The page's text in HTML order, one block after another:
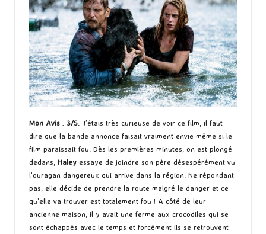
Mon Avis : 3/5 . J’étais très curieuse de voir ce film, il faut
dire que la bande annonce faisait vraiment envie même si le
film paraissait fou. Dès les premières minutes, on est plongé
dedans, Haley essaye de joindre son père désespérément vu
l’ouragan dangereux qui arrive dans la région. Ne répondant
pas, elle décide de prendre la route malgré le danger et ce
qu’elle va trouver est totalement fou ! A côté de leur
ancienne maison, il y avait une ferme aux crocodiles qui se
sont échappés avec le temps et forcément ils se retrouvent